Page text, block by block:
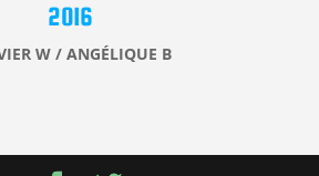
2016
W / ANGÉLIQUE B